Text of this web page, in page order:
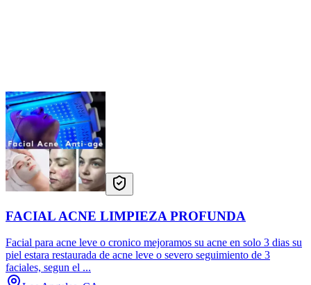
FACIAL ACNE LIMPIEZA PROFUNDA
Facial para acne leve o cronico mejoramos su acne en solo 3 dias su
piel estara restaurada de acne leve o severo seguimiento de 3
faciales, segun el ...